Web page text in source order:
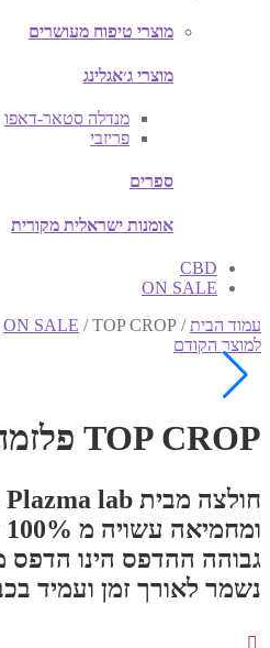
מוצרי טיפוח מעושרים
מוצרי ג׳אגלינג
מנדלה סטאר-דאפו
פריזבי
ספרים
אומנות ישראלית מקורית
CBD
ON SALE
עמוד הבית /
ON SALE /TOP CROP פלזמה Cube Pudra
למוצר הקודם
TOP CROP פלזמה Cube Pudra
גבוהה ההדפס הינו הדפס
נשמר לאורך זמן ועמיד